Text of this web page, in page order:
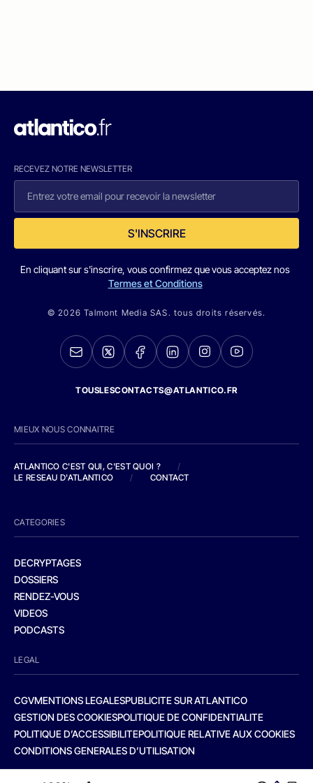
RECEVEZ NOTRE NEWSLETTER
S'INSCRIRE
En cliquant sur s'inscrire, vous confirmez que vous acceptez nos
Termes et Conditions
© 2026 Talmont Media SAS. tous droits réservés.
TOUSLESCONTACTS@ATLANTICO.FR
MIEUX NOUS CONNAITRE
ATLANTICO C'EST QUI, C'EST QUOI ?
/
LE RESEAU D'ATLANTICO
/ CONTACT
CATEGORIES
DECRYPTAGES
DOSSIERS
RENDEZ-VOUS
VIDEOS
PODCASTS
LEGAL
CGVMENTIONS LEGALESPUBLICITE SUR ATLANTICO
GESTION DES COOKIESPOLITIQUE DE CONFIDENTIALITE
POLITIQUE D’ACCESSIBILITEPOLITIQUE RELATIVE AUX COOKIES
CONDITIONS GENERALES D’UTILISATION